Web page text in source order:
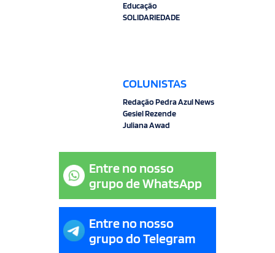
Educação
SOLIDARIEDADE
COLUNISTAS
Redação Pedra Azul News
Gesiel Rezende
Juliana Awad
Entre no nosso
grupo de WhatsApp
Entre no nosso
grupo do Telegram